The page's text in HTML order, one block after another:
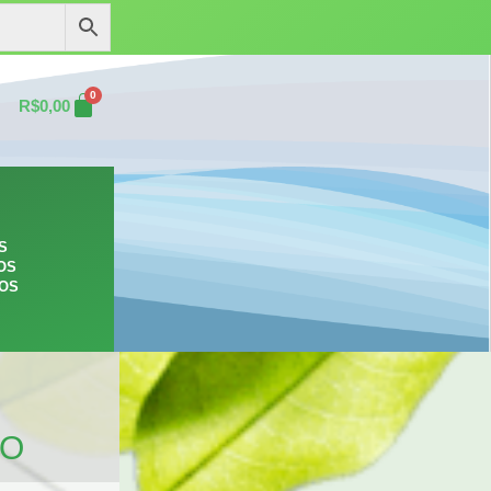
R$0,00
0